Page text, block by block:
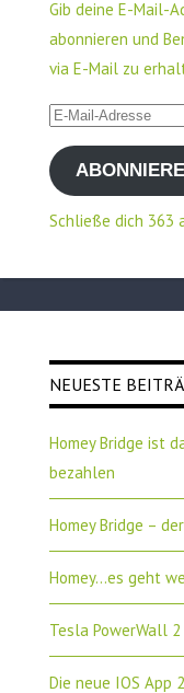
Gib deine E-Mail-
abonnieren und
via E-Mail zu
E-
Mail-
Adresse
Schließe dich 363
NEUESTE
Homey Bridge ist
bezahlen
Homey Bridge –
Homey…es geht
Tesla PowerWall
Die neue IOS App